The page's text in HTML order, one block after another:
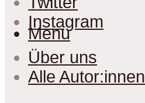
Menu
Instagram
Über uns
Alle Autor:innen